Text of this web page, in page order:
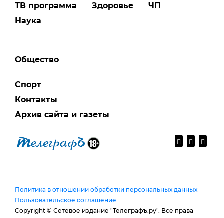
ТВ программа
Наука
Здоровье
ЧП
Общество
Спорт
Контакты
Архив сайта и газеты
Политика в отношении обработки персональных данных
Пользовательское соглашение
Copyright © Сетевое издание "Телеграфъ.ру". Все права